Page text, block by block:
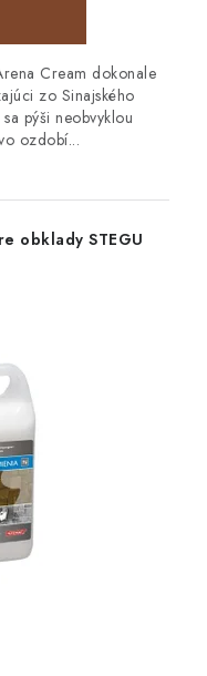
Cream dokonale
zo Sinajského
pýši neobvyklou
ozdobí...
obklady STEGU